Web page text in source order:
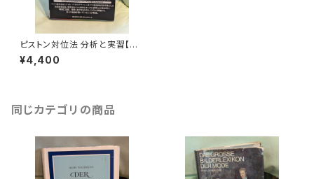
ピストン対位法 分析と実習【著
者：ウォルター・ピストン 訳：角倉
一朗】出版社：音楽之友社 200
¥4,400
同じカテゴリの商品